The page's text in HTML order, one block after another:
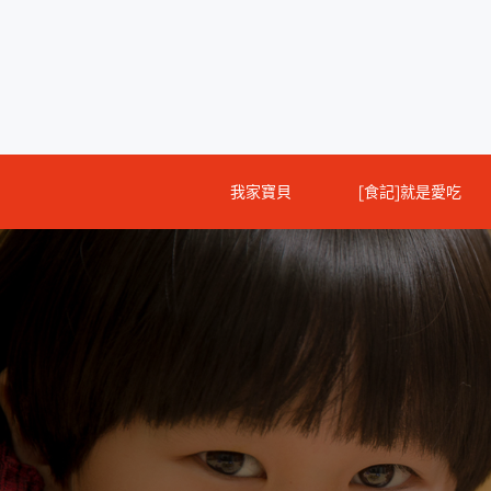
我家寶貝 [食記]就是愛吃